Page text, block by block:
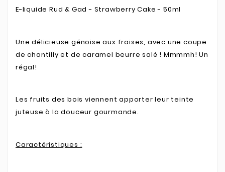
E-liquide Rud & Gad - Strawberry Cake - 50ml
Une délicieuse génoise aux fraises, avec une coupe
de chantilly et de caramel beurre salé ! Mmmmh! Un
régal!
Les fruits des bois viennent apporter leur teinte
juteuse à la douceur gourmande.
Caractéristiques :